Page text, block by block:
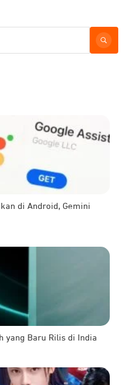
di Android, Gemini
yang Baru Rilis di India